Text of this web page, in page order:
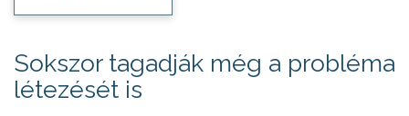
Sokszor tagadják még a probléma
létezését is